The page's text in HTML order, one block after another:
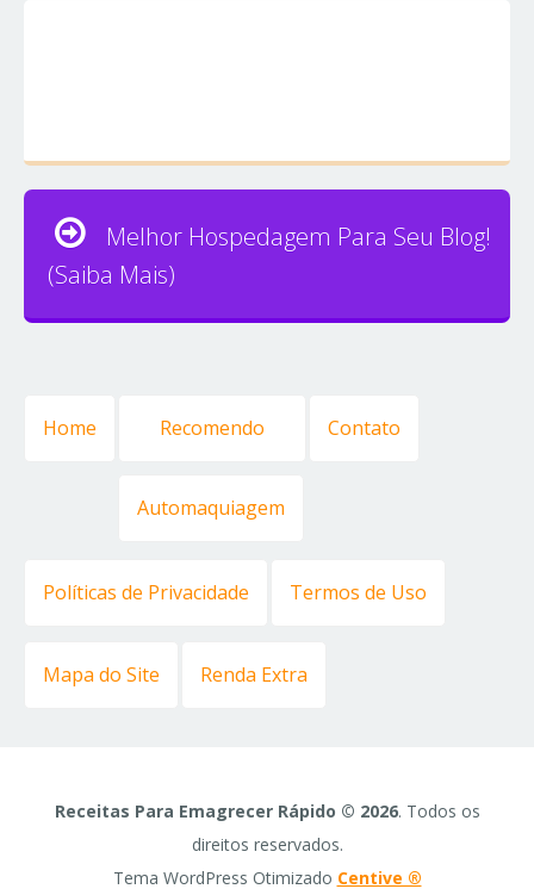
Melhor Hospedagem Para Seu Blog!
(Saiba Mais)
Home Recomendo
Automaquiagem
Contato
Políticas de Privacidade Termos de Uso
Mapa do Site Renda Extra
Receitas Para Emagrecer Rápido © 2026. Todos os
direitos reservados.
Tema WordPress Otimizado Centive ®